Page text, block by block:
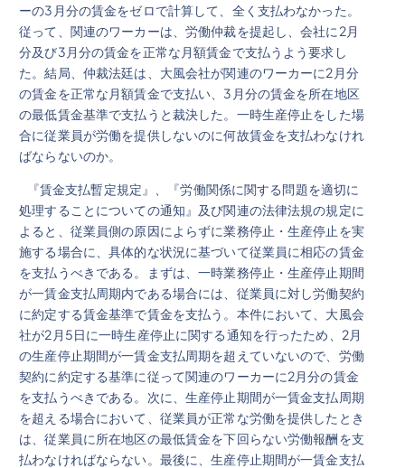
ーの3月分の賃金をゼロで計算して、全く支払わなかった。
従って、関連のワーカーは、労働仲裁を提起し、会社に2月
分及び3月分の賃金を正常な月額賃金で支払うよう要求し
た。結局、仲裁法廷は、大風会社が関連のワーカーに2月分
の賃金を正常な月額賃金で支払い、3月分の賃金を所在地区
の最低賃金基準で支払うと裁決した。一時生産停止をした場
合に従業員が労働を提供しないのに何故賃金を支払わなけれ
ばならないのか。
『賃金支払暫定規定』、『労働関係に関する問題を適切に
処理することについての通知』及び関連の法律法規の規定に
よると、従業員側の原因によらずに業務停止・生産停止を実
施する場合に、具体的な状況に基づいて従業員に相応の賃金
を支払うべきである。まずは、一時業務停止・生産停止期間
が一賃金支払周期内である場合には、従業員に対し労働契約
に約定する賃金基準で賃金を支払う。本件において、大風会
社が2月5日に一時生産停止に関する通知を行ったため、2月
の生産停止期間が一賃金支払周期を超えていないので、労働
契約に約定する基準に従って関連のワーカーに2月分の賃金
を支払うべきである。次に、生産停止期間が一賃金支払周期
を超える場合において、従業員が正常な労働を提供したとき
は、従業員に所在地区の最低賃金を下回らない労働報酬を支
払わなければならない。最後に、生産停止期間が一賃金支払